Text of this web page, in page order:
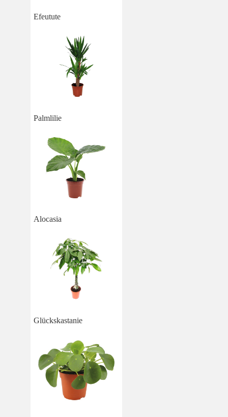
Efeutute
Palmlilie
Alocasia
Glückskastanie